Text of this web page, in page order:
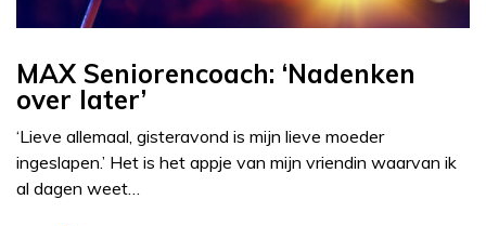
MAX Seniorencoach: ‘Nadenken
over later’
‘Lieve allemaal, gisteravond is mijn lieve moeder
ingeslapen.’ Het is het appje van mijn vriendin waarvan ik
al dagen weet…